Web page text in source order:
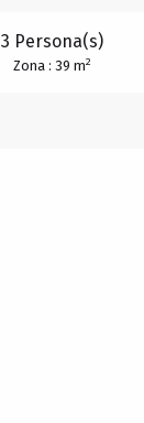
3 Persona(s)
Zona : 39 m2